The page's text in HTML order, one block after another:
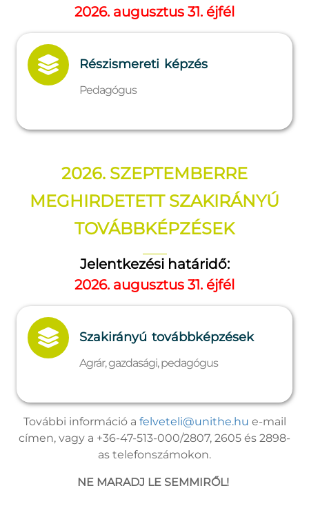
2026. augusztus 31. éjfél
Részismereti képzés
Pedagógus
2026. SZEPTEMBERRE
MEGHIRDETETT SZAKIRÁNYÚ
TOVÁBBKÉPZÉSEK
Jelentkezési határidő:
2026. augusztus 31. éjfél
Szakirányú továbbképzések
Agrár, gazdasági, pedagógus
További információ a felveteli@unithe.hu e-mail
címen, vagy a +36-47-513-000/2807, 2605 és 2898-
as telefonszámokon.
NE MARADJ LE SEMMIRŐL!